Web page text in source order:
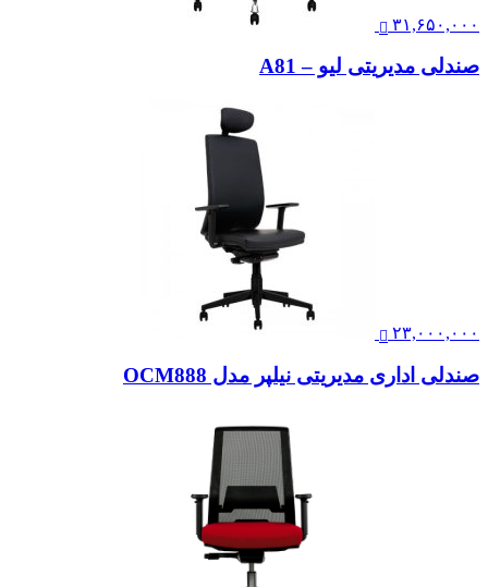
۳۱,۶۵۰,۰۰۰
صندلی مدیریتی لیو – A81
۲۳,۰۰۰,۰۰۰
صندلی اداری مدیریتی نیلپر مدل OCM888